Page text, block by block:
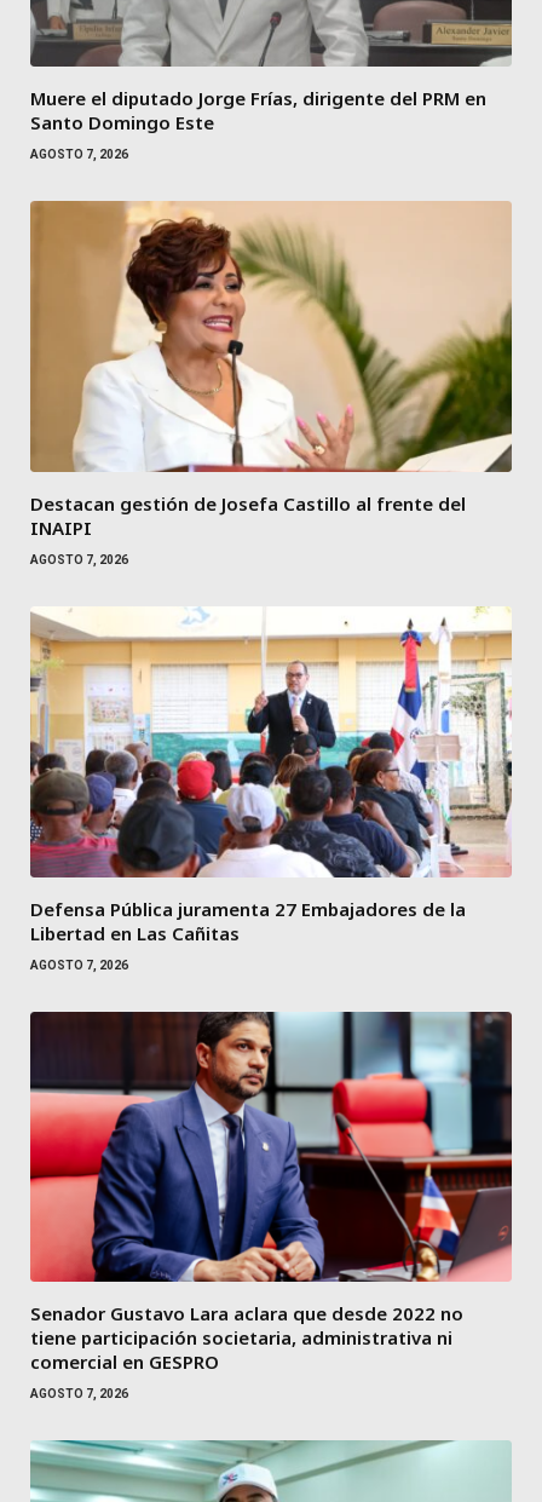
Muere el diputado Jorge Frías, dirigente del PRM en
Santo Domingo Este
AGOSTO 7, 2026
Destacan gestión de Josefa Castillo al frente del
INAIPI
AGOSTO 7, 2026
Defensa Pública juramenta 27 Embajadores de la
Libertad en Las Cañitas
AGOSTO 7, 2026
Senador Gustavo Lara aclara que desde 2022 no
tiene participación societaria, administrativa ni
comercial en GESPRO
AGOSTO 7, 2026